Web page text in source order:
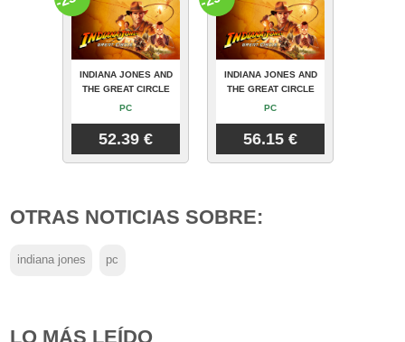
INDIANA JONES AND
THE GREAT CIRCLE
PC
52.39 €
INDIANA JONES AND
THE GREAT CIRCLE
PC
56.15 €
OTRAS NOTICIAS SOBRE:
indiana jones pc
LO MÁS LEÍDO